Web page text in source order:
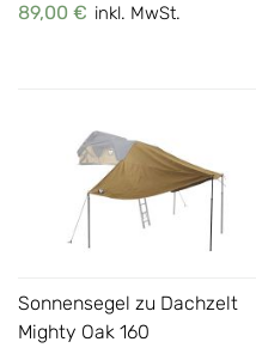
89,00 € inkl. MwSt.
Sonnensegel zu Dachzelt
Mighty Oak 160